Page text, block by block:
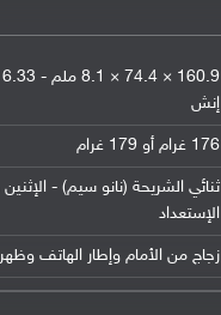
إنش
176 غرام أو 179 غرام
ثنائي الشريحة (نانو سيم) -
الإستعداد
زجاج من الأمام وإطار الهاتف